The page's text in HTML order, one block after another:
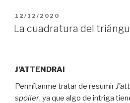
PUBLICADO
EL
12/12/2020
La cuadratura del
J’ATTENDRAI
Permítanme tratar de resumir
spoiler, ya que algo de intriga